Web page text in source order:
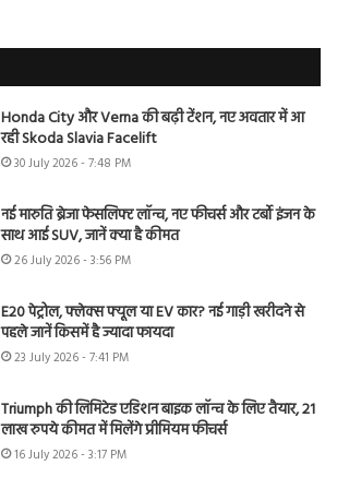
Honda City और Verna की बढ़ी टेंशन, नए अवतार में आ
रही Skoda Slavia Facelift
30 July 2026 - 7:48 PM
नई मारुति ब्रेजा फेसलिफ्ट लॉन्च, नए फीचर्स और टर्बो इंजन के
साथ आई SUV, जानें क्या है कीमत
26 July 2026 - 3:56 PM
E20 पेट्रोल, फ्लेक्स फ्यूल या EV कार? नई गाड़ी खरीदने से
पहले जानें किसमें है ज्यादा फायदा
23 July 2026 - 7:41 PM
Triumph की लिमिटेड एडिशन बाइक लॉन्च के लिए तैयार, 21
लाख रुपये कीमत में मिलेंगे प्रीमियम फीचर्स
16 July 2026 - 3:17 PM